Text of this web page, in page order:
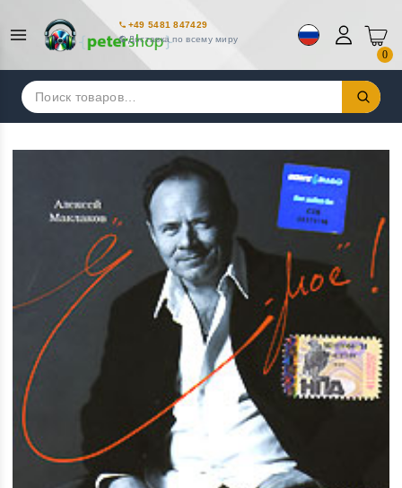
+49 5481 847429
Доставка по всему миру
0
Искать: